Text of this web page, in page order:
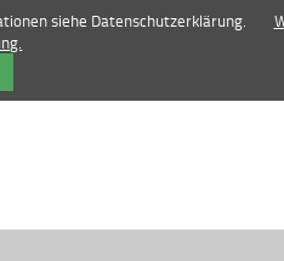
siehe Datenschutzerklärung.